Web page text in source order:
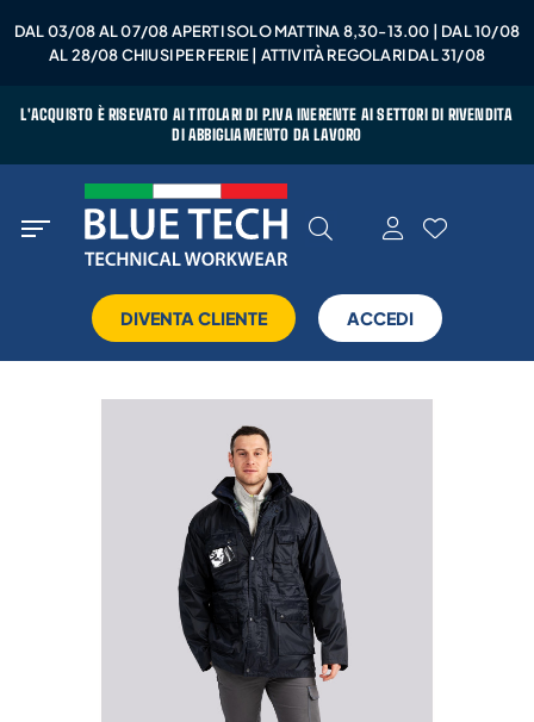
DAL 03/08 AL 07/08 APERTI SOLO MATTINA 8,30-13.00 | DAL 10/08
AL 28/08 CHIUSI PER FERIE | ATTIVITÀ REGOLARI DAL 31/08
L'ACQUISTO È RISEVATO AI TITOLARI DI P.IVA INERENTE AI SETTORI DI RIVENDITA
DI ABBIGLIAMENTO DA LAVORO
DIVENTA CLIENTE ACCEDI